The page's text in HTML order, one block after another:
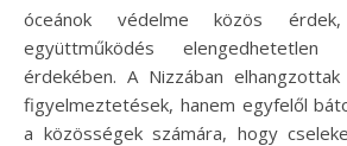
óceánok védelme közös
együttműködés
érdekében. A Nizzában
figyelmeztetések, hanem egyfelől
a közösségek számára, hogy